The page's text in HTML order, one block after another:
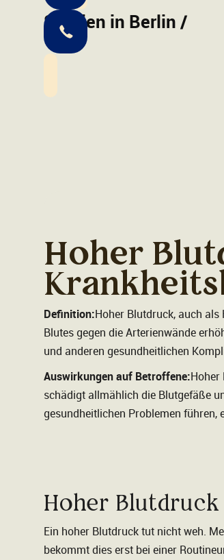
Studien in Berlin /
Hoher
Definition:Hoher Blutdruck, auch
Blutes gegen die Arterienwände
und anderen gesundheitlichen
Auswirkungen auf Betroffene:Hoher
schädigt allmählich die Blutgefäße
gesundheitlichen Problemen
Hoher
Ein hoher Blutdruck tut nicht weh.
bekommt dies erst bei einer